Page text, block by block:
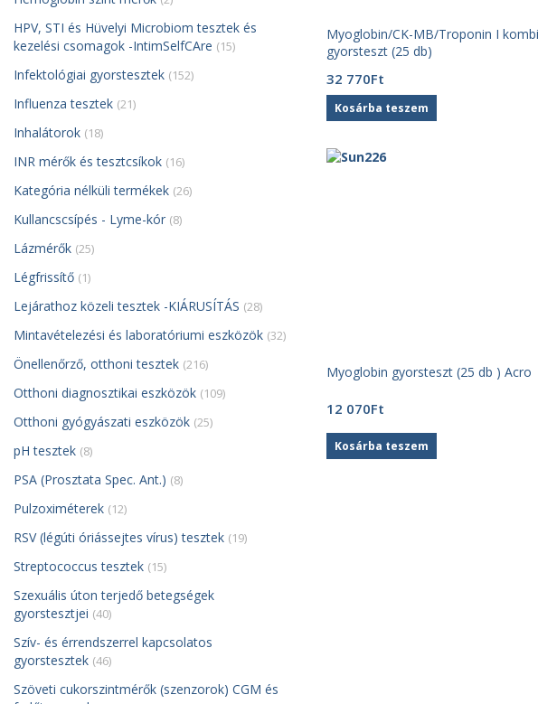
Myoglobin/CK-MB/Troponin I
gyorsteszt (25 db)
32 770Ft
Kosárba teszem
Myoglobin gyorsteszt (25 db ) Acro
12 070Ft
Kosárba teszem
HPV, STI és Hüvelyi Microbiom tesztek és
kezelési csomagok -IntimSelfCAre (15)
Infektológiai gyorstesztek (152)
Influenza tesztek (21)
Inhalátorok (18)
INR mérők és tesztcsíkok (16)
Kategória nélküli termékek (26)
Kullancscsípés - Lyme-kór (8)
Lázmérők (25)
Légfrissítő (1)
Lejárathoz közeli tesztek -KIÁRUSÍTÁS (28)
Mintavételezési és laboratóriumi eszközök (32)
Önellenőrző, otthoni tesztek (216)
Otthoni diagnosztikai eszközök (109)
Otthoni gyógyászati eszközök (25)
pH tesztek (8)
PSA (Prosztata Spec. Ant.) (8)
Pulzoximéterek (12)
RSV (légúti óriássejtes vírus) tesztek (19)
Streptococcus tesztek (15)
Szexuális úton terjedő betegségek
gyorstesztjei (40)
Szív- és érrendszerrel kapcsolatos
gyorstesztek (46)
Szöveti cukorszintmérők (szenzorok) CGM és